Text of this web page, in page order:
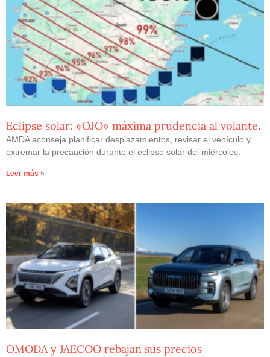
Eclipse solar: «OJO» máxima prudencia al volante.
AMDA aconseja planificar desplazamientos, revisar el vehículo y
extremar la precaución durante el eclipse solar del miércoles.
Leer más »
OMODA y JAECOO rebajan sus precios